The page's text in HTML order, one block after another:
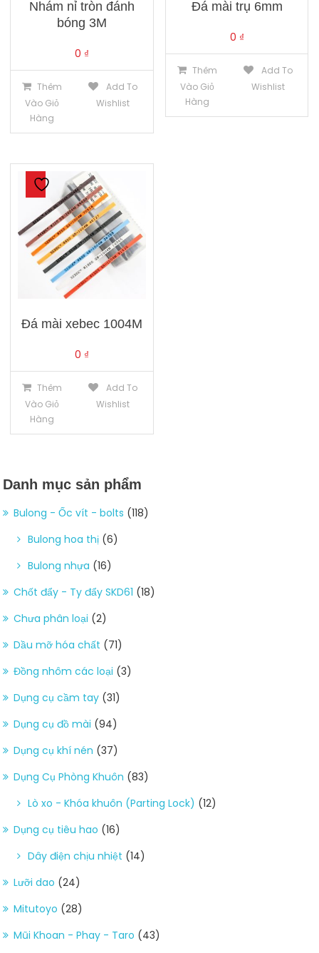
Nhám nỉ tròn đánh
bóng 3M
0 ₫
Thêm
Vào Giỏ
Hàng
Add To
Wishlist
Đá mài trụ 6mm
0 ₫
Thêm
Vào Giỏ
Hàng
Add To
Wishlist
Đá mài xebec 1004M
0 ₫
Thêm
Vào Giỏ
Hàng
Add To
Wishlist
Danh mục sản phẩm
Bulong - Ốc vít - bolts (118)
Bulong hoa thị (6)
Bulong nhựa (16)
Chốt đẩy - Ty đẩy SKD61 (18)
Chưa phân loại (2)
Dầu mỡ hóa chất (71)
Đồng nhôm các loại (3)
Dụng cụ cầm tay (31)
Dụng cụ đồ mài (94)
Dụng cụ khí nén (37)
Dụng Cụ Phòng Khuôn (83)
Lò xo - Khóa khuôn (Parting Lock) (12)
Dụng cụ tiêu hao (16)
Dây điện chịu nhiệt (14)
Lưỡi dao (24)
Mitutoyo (28)
Mũi Khoan - Phay - Taro (43)